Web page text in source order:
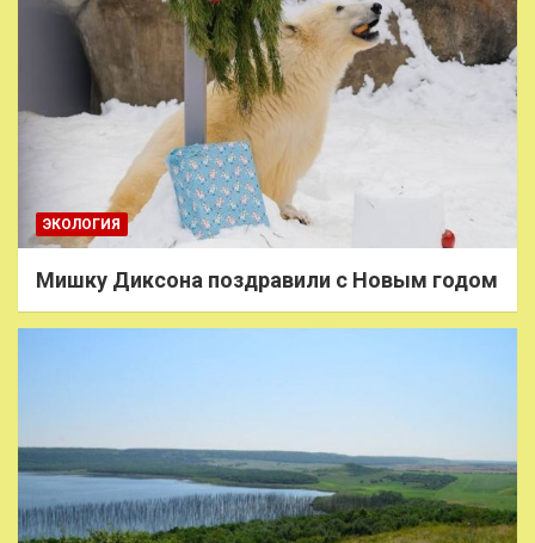
ЭКОЛОГИЯ
Мишку Диксона поздравили с Новым годом